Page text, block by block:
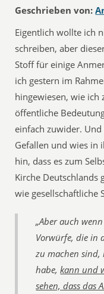
Geschrieben von:
Eigentlich wollte ich
schreiben, aber
Stoff für einige
ich gestern im
hingewiesen, wie ich
öffentliche
einfach zuwider.
Gefallen und wies in
hin, dass es zum
Kirche Deutschlands
wie gesellschaftliche
„Aber auch
Vorwürfe, die in
zu machen sind,
habe,kann und
sehen, dass das